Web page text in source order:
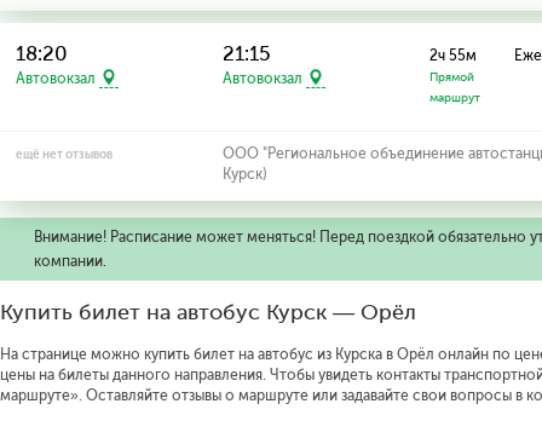
18:20
Автовокзал
21:15
Автовокзал
2ч 55м
Прямой
маршрут
ещё нет отзывов
ООО "Региональное объединение
Курск)
Внимание! Расписание может меняться! Перед поездкой обязательно
компании.
Купить билет на автобус Курск — Орёл
На странице можно купить билет на автобус из Курска в Орёл онлайн по
цены на билеты данного направления. Чтобы увидеть контакты
маршруте». Оставляйте отзывы о маршруте или задавайте свои вопросы в